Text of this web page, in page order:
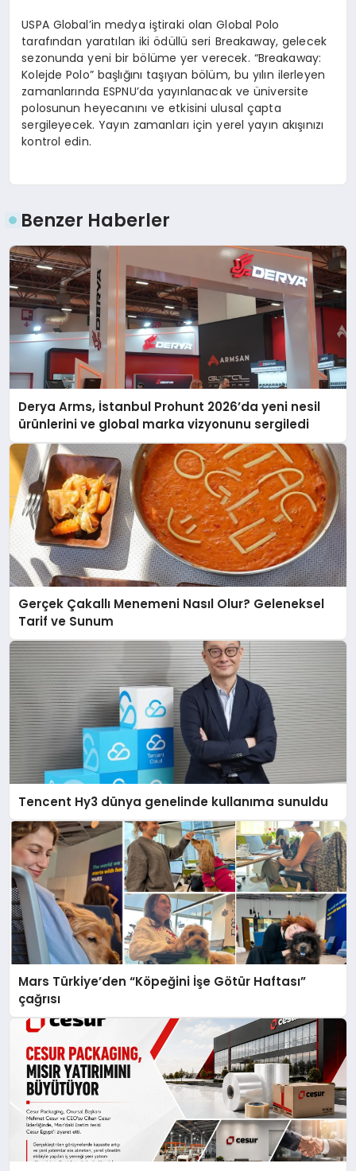
USPA Global’in medya iştiraki olan Global Polo
tarafından yaratılan ikiödüllü seri Breakaway, gelecek
sezonunda yeni bir bölüme yer verecek. “Breakaway:
Kolejde Polo” başlığını taşıyan bölüm, bu yılın ilerleyen
zamanlarında ESPNU’da yayınlanacak ve üniversite
polosunun heyecanını ve etkisini ulusal çapta
sergileyecek. Yayın zamanları için yerel yayın akışınızı
kontrol edin.
Benzer Haberler
Derya Arms, İstanbul Prohunt 2026’da yeni nesil
ürünlerini ve global marka vizyonunu sergiledi
Gerçek Çakallı Menemeni Nasıl Olur? Geleneksel
Tarif ve Sunum
Tencent Hy3 dünya genelinde kullanıma sunuldu
Mars Türkiye’den “Köpeğini İşe Götür Haftası”
çağrısı